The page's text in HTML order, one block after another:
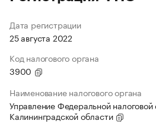
Дата регистрации
25 августа 2022
Код налогового органа
3900
Наименование налогового органа
Управление Федеральной
Калининградской области